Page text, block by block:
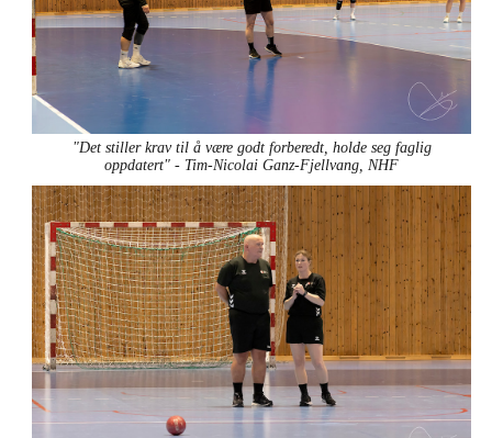
"Det stiller krav til å være godt forberedt, holde seg faglig
oppdatert" - Tim-Nicolai Ganz-Fjellvang, NHF